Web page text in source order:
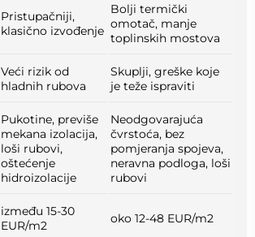
Pristupačniji,
klasično izvođenje
Bolji termički
omotač, manje
toplinskih mostova
Veći rizik od
hladnih rubova
Skuplji, greške koje
je teže ispraviti
Pukotine, previše
mekana izolacija,
loši rubovi,
oštećenje
hidroizolacije
Neodgovarajuća
čvrstoća, bez
pomjeranja spojeva,
neravna podloga, loši
rubovi
između 15-30
EUR/m2
oko 12-48 EUR/m2